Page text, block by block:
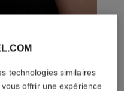
technologies similaires
offrir une expérience